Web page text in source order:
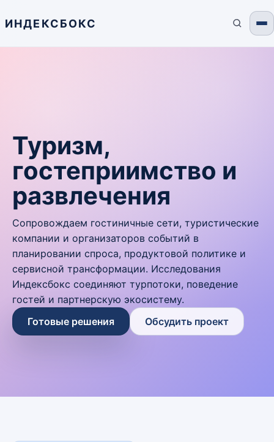
ИНДЕКСБОКС
Туризм,
гостеприимство и
развлечения
Сопровождаем гостиничные сети, туристические
компании и организаторов событий в
планировании спроса, продуктовой политике и
сервисной трансформации. Исследования
Индексбокс соединяют турпотоки, поведение
гостей и партнерскую экосистему.
Готовые решения
Обсудить проект